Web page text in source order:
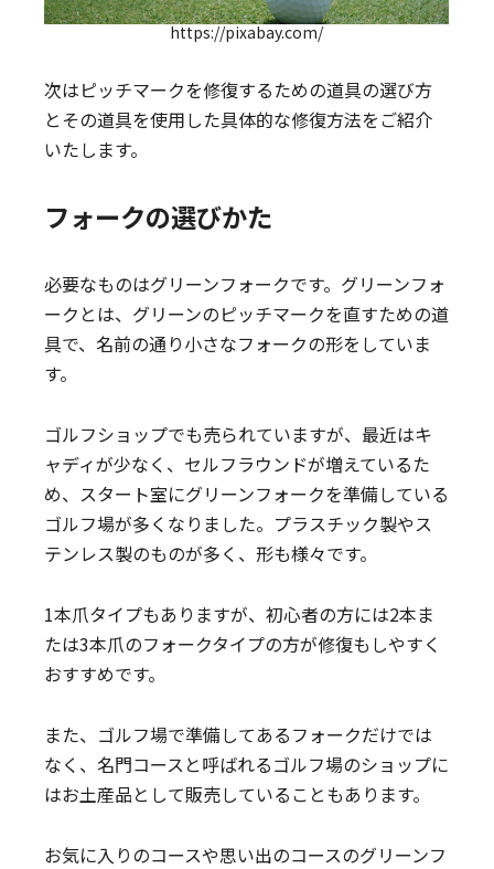
https://pixabay.com/
次はピッチマークを修復するための道具の選び方
とその道具を使用した具体的な修復方法をご紹介
いたします。
フォークの選びかた
必要なものはグリーンフォークです。グリーンフォ
ークとは、グリーンのピッチマークを直すための道
具で、名前の通り小さなフォークの形をしていま
す。
ゴルフショップでも売られていますが、最近はキ
ャディが少なく、セルフラウンドが増えているた
め、スタート室にグリーンフォークを準備している
ゴルフ場が多くなりました。プラスチック製やス
テンレス製のものが多く、形も様々です。
1本爪タイプもありますが、初心者の方には2本ま
たは3本爪のフォークタイプの方が修復もしやすく
おすすめです。
また、ゴルフ場で準備してあるフォークだけでは
なく、名門コースと呼ばれるゴルフ場のショップに
はお土産品として販売していることもあります。
お気に入りのコースや思い出のコースのグリーンフ